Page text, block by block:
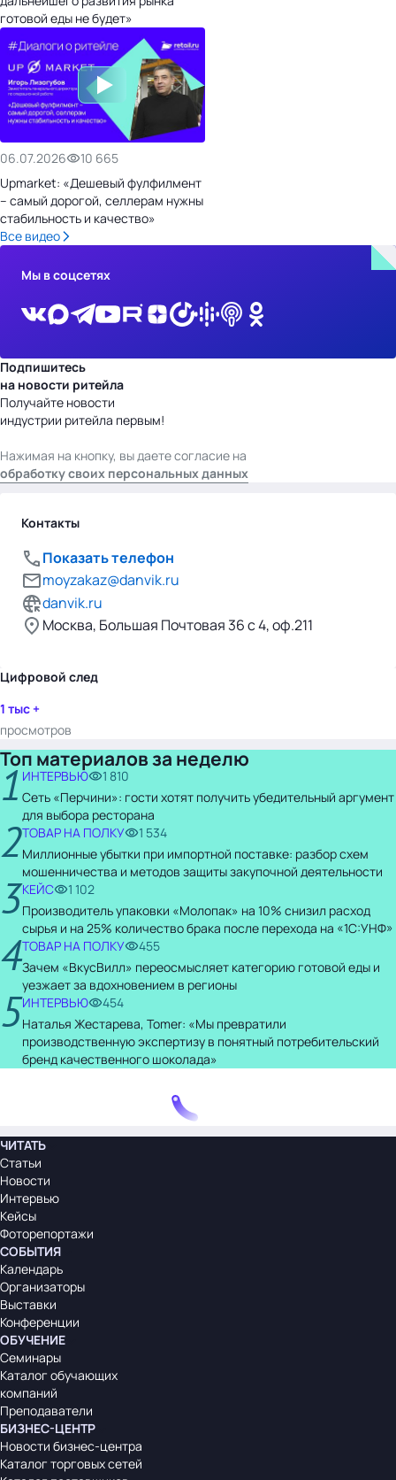
готовой еды не будет»
06.07.2026
10 665
Upmarket: «Дешевый фулфилмент
– самый дорогой, селлерам нужны
стабильность и качество»
Все видео
Мы в соцсетях
Подпишитесь
на новости ритейла
Получайте новости
индустрии ритейла первым!
Нажимая на кнопку, вы даете согласие на
обработку своих персональных данных
Контакты
Показать телефон
moyzakaz@danvik.ru
danvik.ru
Москва, Большая Почтовая 36 с 4, оф.211
Цифровой след
1 тыс +
просмотров
Топ материалов за неделю
1 ИНТЕРВЬЮ
1 810
Сеть «Перчини»: гости хотят получить убедительный аргумент
для выбора ресторана
2ТОВАР НА ПОЛКУ
1 534
Миллионные убытки при импортной поставке: разбор схем
мошенничества и методов защиты закупочной деятельности
3КЕЙС
1 102
Производитель упаковки «Молопак» на 10% снизил расход
сырья и на 25% количество брака после перехода на «1С:УНФ»
4ТОВАР НА ПОЛКУ
455
Зачем «ВкусВилл» переосмысляет категорию готовой еды и
уезжает за вдохновением в регионы
5ИНТЕРВЬЮ
454
Наталья Жестарева, Tomer: «Мы превратили
производственную экспертизу в понятный потребительский
бренд качественного шоколада»
ЧИТАТЬ
Статьи
Новости
Интервью
Кейсы
Фоторепортажи
СОБЫТИЯ
Календарь
Организаторы
Выставки
Конференции
ОБУЧЕНИЕ
Семинары
Каталог обучающих
компаний
Преподаватели
БИЗНЕС-ЦЕНТР
Новости бизнес-центра
Каталог торговых сетей